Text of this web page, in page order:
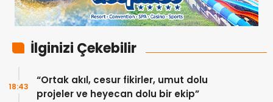
İlginizi Çekebilir
“Ortak akıl, cesur fikirler, umut dolu
projeler ve heyecan dolu bir ekip”
18:43